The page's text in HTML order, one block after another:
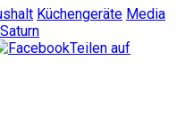
Küchengeräte Media
Saturn
Teilen auf